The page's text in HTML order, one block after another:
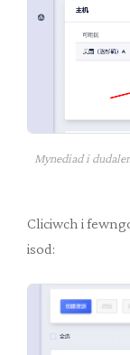
Mynediad i
Cliciwch i
isod: